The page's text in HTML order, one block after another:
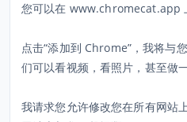
您可以在 www.chromecat.app
点击“添加到 Chrome”，我将与
们可以看视频，看照片，甚至做
我请求您允许修改您在所有网站